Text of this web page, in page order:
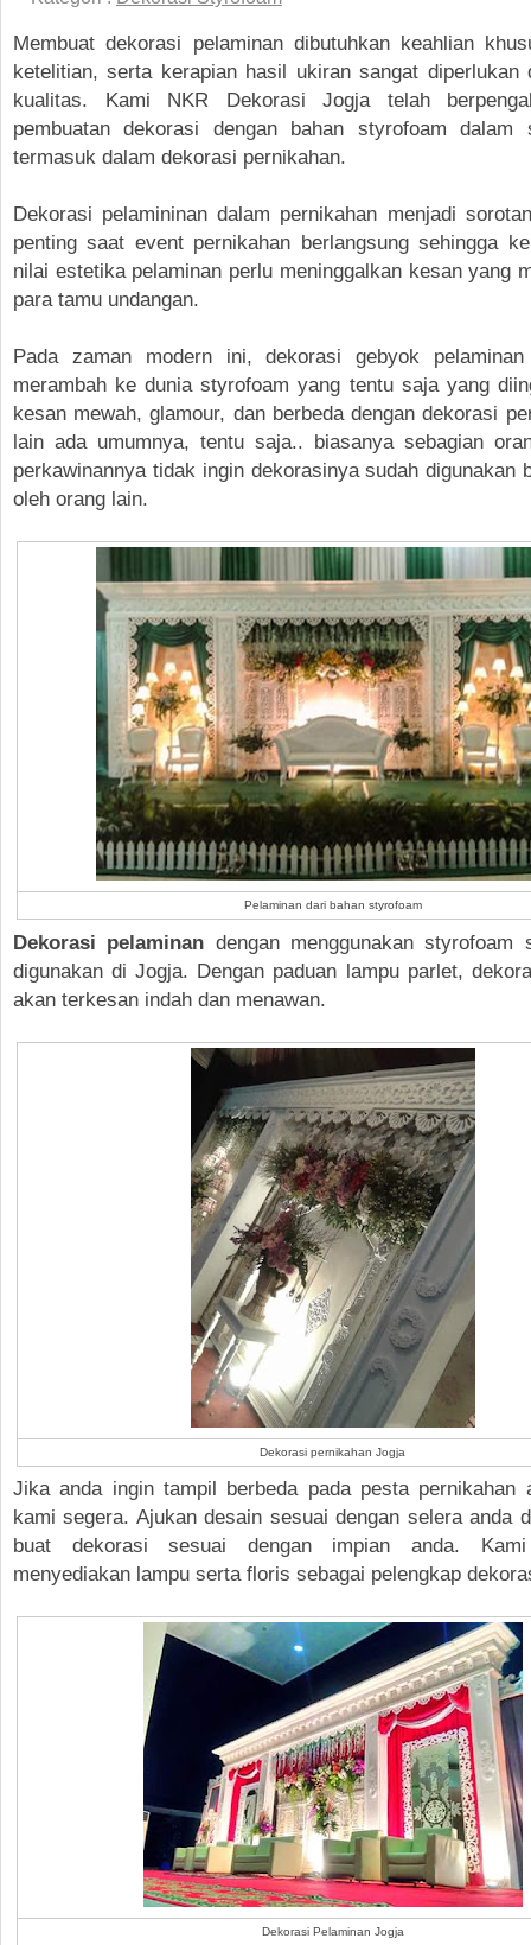
Membuat dekorasi pelaminan dibutuhkan keahlian
ketelitian, serta kerapian hasil ukiran sangat diperlukan
kualitas. Kami NKR Dekorasi Jogja telah
pembuatan dekorasi dengan bahan styrofoam dalam
termasuk dalam dekorasi pernikahan.
Dekorasi pelamininan dalam pernikahan menjadi
penting saat event pernikahan berlangsung sehingga
nilai estetika pelaminan perlu meninggalkan kesan yang
para tamu undangan.
Pada zaman modern ini, dekorasi gebyok
merambah ke dunia styrofoam yang tentu saja yang
kesan mewah, glamour, dan berbeda dengan dekorasi
lain ada umumnya, tentu saja.. biasanya sebagian
perkawinannya tidak ingin dekorasinya sudah digunakan
oleh orang lain.
Pelaminan dari bahan styrofoam
Dekorasi pelaminan dengan menggunakan styrofoam
digunakan di Jogja. Dengan paduan lampu parlet,
akan terkesan indah dan menawan.
Dekorasi pernikahan Jogja
Jika anda ingin tampil berbeda pada pesta pernikahan
kami segera. Ajukan desain sesuai dengan selera anda
buat dekorasi sesuai dengan impian anda.
menyediakan lampu serta floris sebagai pelengkap
Dekorasi Pelaminan Jogja